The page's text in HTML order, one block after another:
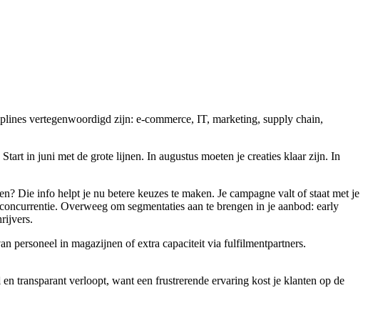
vertegenwoordigd zijn: e-commerce, IT, marketing, supply chain,
in juni met de grote lijnen. In augustus moeten je creaties klaar zijn. In
Die info helpt je nu betere keuzes te maken. Je campagne valt of staat met je
Overweeg om segmentaties aan te brengen in je aanbod: early
personeel in magazijnen of extra capaciteit via fulfilmentpartners.
transparant verloopt, want een frustrerende ervaring kost je klanten op de